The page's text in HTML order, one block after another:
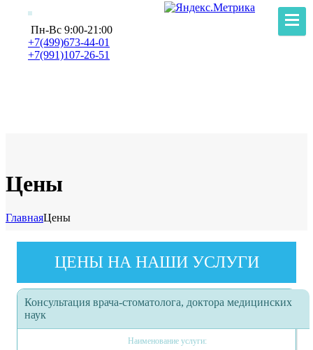
Пн-Вс 9:00-21:00
+7(499)673-44-01
+7(991)107-26-51
Цены
ГлавнаяЦены
ЦЕНЫ НА НАШИ УСЛУГИ
Консультация врача-стоматолога, доктора медицинских
наук